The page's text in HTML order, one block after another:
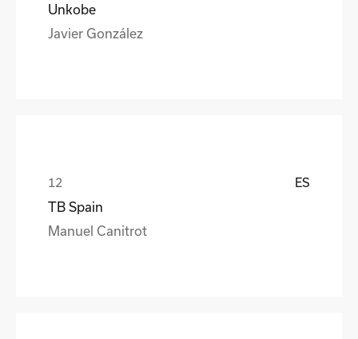
Unkobe
Javier González
ES
TB Spain
Manuel Canitrot